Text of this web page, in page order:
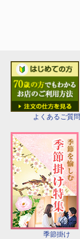
よくあるご質問
季節掛け